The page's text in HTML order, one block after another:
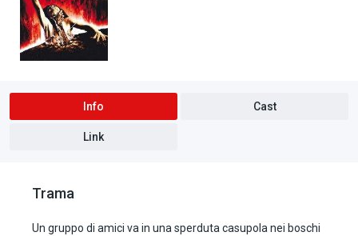
Info Cast
Link
Trama
Un gruppo di amici va in una sperduta casupola nei boschi